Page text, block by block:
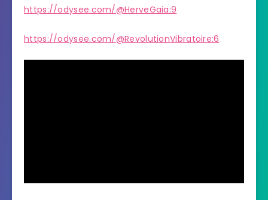
https://odysee.com/@HerveGaia:9
https://odysee.com/@RevolutionVibratoire:6